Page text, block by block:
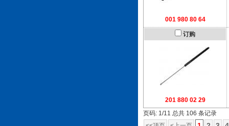
001 980 80 64
订购
201 880 02 29
页码: 1/11 总共 106 条记录